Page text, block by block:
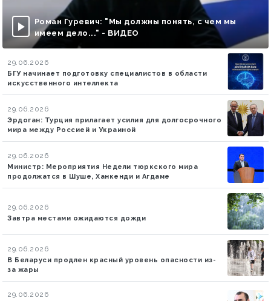
Роман Гуревич: "Мы должны понять, с чем мы
имеем дело..." - ВИДЕО
29.06.2026
БГУ начинает подготовку специалистов в области
искусственного интеллекта
29.06.2026
Эрдоган: Турция прилагает усилия для долгосрочного
мира между Россией и Украиной
29.06.2026
Министр: Мероприятия Недели тюркского мира
продолжатся в Шуше, Ханкенди и Агдаме
29.06.2026
Завтра местами ожидаются дожди
29.06.2026
В Беларуси продлен красный уровень опасности из-
за жары
29.06.2026